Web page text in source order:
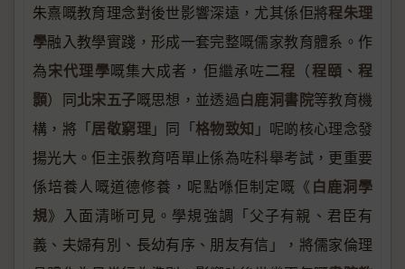
朱熹嘅教育理念對後世影響深遠，尤其係佢將程朱理
學融入教學實踐，形成一套完整嘅儒家教育體系。作
為宋代理學嘅集大成者，佢繼承咗二程 （程頤 、程
顥）同北宋五子嘅思想，並透過白鹿洞書院等教育機
構，將「居敬窮理」同「格物致知 」呢啲核心理念發
揚光大。佢主張教育唔單止係為咗科舉考試，更重要
係培養人嘅道德修養，呢點喺佢制定嘅《 白鹿洞學
規》入面清晰可見。學規強調「父子有親、君臣有
義、夫婦有別、長幼有序、朋友有信」，將儒家倫理